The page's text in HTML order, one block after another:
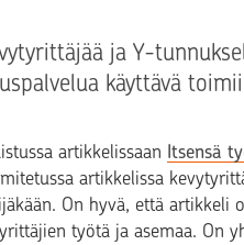
ja Y-
käyttävä
artikkelissaan Itsensä
artikkelissa
On hyvä, että artikkeli
työtä ja asemaa. On